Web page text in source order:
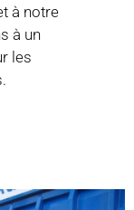
à notre
à un
les